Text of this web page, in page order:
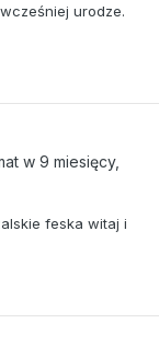
urodze.
w 9 miesięcy,
feska witaj i